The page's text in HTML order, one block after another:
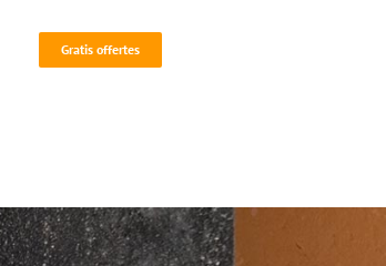
Gratis offertes